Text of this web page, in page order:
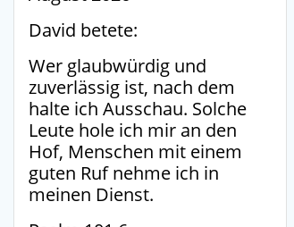
David betete:
Wer glaubwürdig und
zuverlässig ist, nach dem
halte ich Ausschau. Solche
Leute hole ich mir an den
Hof, Menschen mit einem
guten Ruf nehme ich in
meinen Dienst.